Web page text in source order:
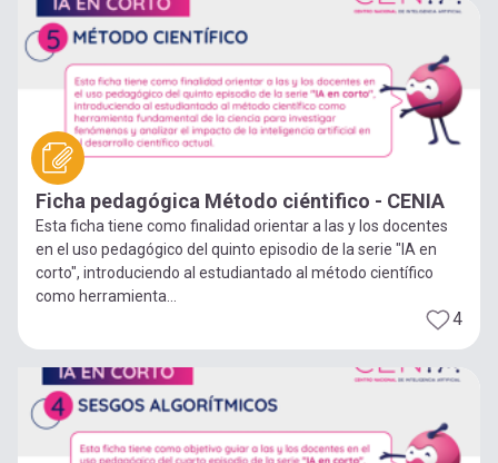
Ficha pedagógica Método ciéntifico - CENIA
Esta ficha tiene como finalidad orientar a las y los docentes
en el uso pedagógico del quinto episodio de la serie "IA en
corto", introduciendo al estudiantado al método científico
como herramienta...
4